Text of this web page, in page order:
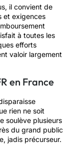
il convient de
et exigences
à toutes les
efforts
valoir largement
en France
rien ne soit
soulève plusieurs
du grand public
jadis précurseur.